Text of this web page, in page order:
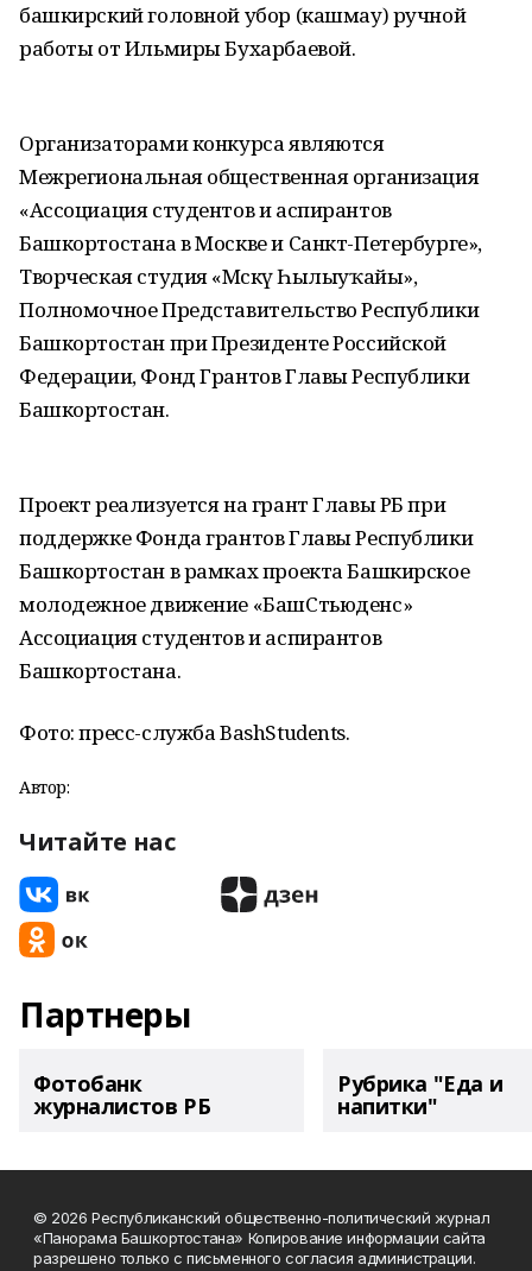
башкирский головной убор (кашмау) ручной
работы от Ильмиры Бухарбаевой.
Организаторами конкурса являются
Межрегиональная общественная организация
«Ассоциация студентов и аспирантов
Башкортостана в Москве и Санкт-Петербурге»,
Творческая студия «Мәскәү Һылыуҡайы»,
Полномочное Представительство Республики
Башкортостан при Президенте Российской
Федерации, Фонд Грантов Главы Республики
Башкортостан.
Проект реализуется на грант Главы РБ при
поддержке Фонда грантов Главы Республики
Башкортостан в рамках проекта Башкирское
молодежное движение «БашСтьюденс»
Ассоциация студентов и аспирантов
Башкортостана.
Фото: пресс-служба BashStudents.
Автор:
Читайте нас
Партнеры
Фотобанк
журналистов РБ
Рубрика "Еда и
напитки"
© 2026 Республиканский общественно-политический журнал
«Панорама Башкортостана» Копирование информации сайта
разрешено только с письменного согласия администрации.